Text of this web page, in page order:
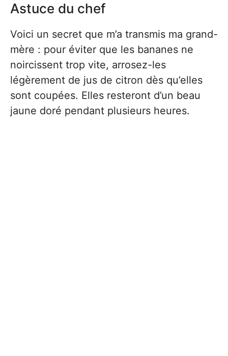
Astuce du chef
Voici un secret que m’a transmis ma grand-
mère : pour éviter que les bananes ne
noircissent trop vite, arrosez-les
légèrement de jus de citron dès qu’elles
sont coupées. Elles resteront d’un beau
jaune doré pendant plusieurs heures.